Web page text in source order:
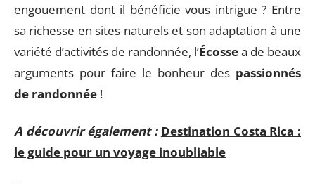
engouement dont il bénéficie vous intrigue ? Entre
sa richesse en sites naturels et son adaptation à une
variété d’activités de randonnée, l’Écossea de beaux
arguments pour faire le bonheur des passionnés
de randonnée !
A découvrir également : Destination Costa Rica :
le guide pour un voyage inoubliable